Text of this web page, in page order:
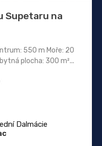
Supetaru na
550 m Moře: 20
plocha: 300 m²...
Dalmácie